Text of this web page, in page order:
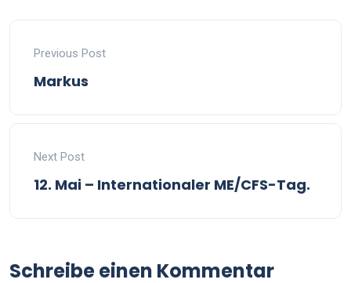
Previous Post
Markus
Next Post
12. Mai – Internationaler ME/CFS-Tag.
Schreibe einen Kommentar